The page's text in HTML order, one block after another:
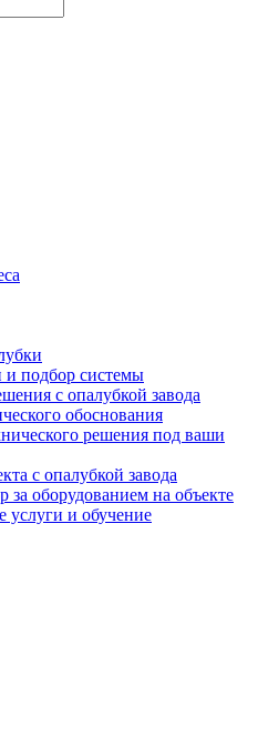
подбор системы
с опалубкой завода
обоснования
решения под ваши
с опалубкой завода
за оборудованием на объекте
услуги и обучение